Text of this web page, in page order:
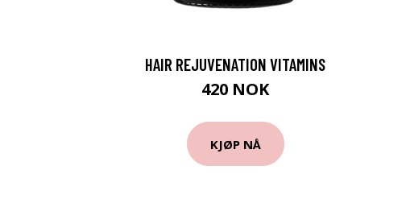
HAIR REJUVENATION VITAMINS
420 NOK
KJØP NÅ